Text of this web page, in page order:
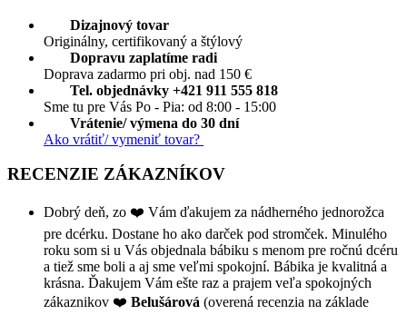
Dizajnový tovar
Originálny, certifikovaný a štýlový
Dopravu zaplatíme radi
Doprava zadarmo pri obj. nad 150 €
Tel. objednávky +421 911 555 818
Sme tu pre Vás Po - Pia: od 8:00 - 15:00
Vrátenie/ výmena do 30 dní
Ako vrátiť/ vymeniť tovar?
RECENZIE ZÁKAZNÍKOV
Dobrý deň, zo ❤️ Vám ďakujem za nádherného jednorožca
pre dcérku. Dostane ho ako darček pod stromček. Minulého
roku som si u Vás objednala bábiku s menom pre ročnú dcéru
a tiež sme boli a aj sme veľmi spokojní. Bábika je kvalitná a
krásna. Ďakujem Vám ešte raz a prajem veľa spokojných
zákaznikov ❤️ Belušárová (overená recenzia na základe